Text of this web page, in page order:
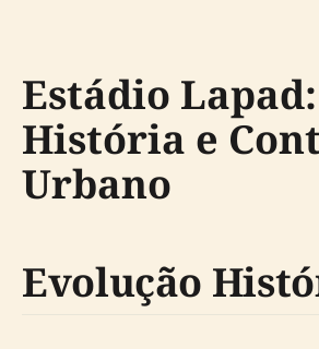
Estádio Lapad:
História e
Urbano
Evolução